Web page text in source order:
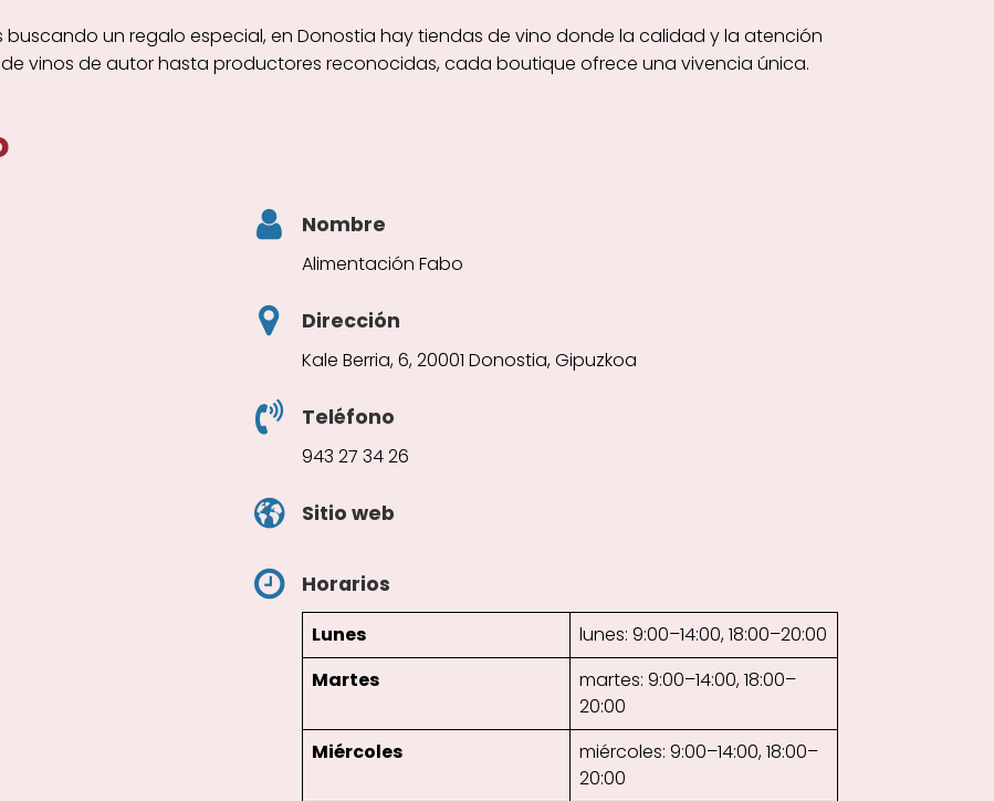
un regalo especial, en Donostia hay tiendas de vino donde la calidad y la atención
vinos de autor hasta productores reconocidas, cada boutique ofrece una vivencia única.
Nombre
Alimentación Fabo
Dirección
Kale Berria, 6, 20001 Donostia, Gipuzkoa
Teléfono
943 27 34 26
Sitio web
Horarios
Lunes
lunes: 9:00–14:00, 18:00–20:00
Martes
martes: 9:00–14:00, 18:00–
20:00
Miércoles
miércoles: 9:00–14:00, 18:00–
20:00